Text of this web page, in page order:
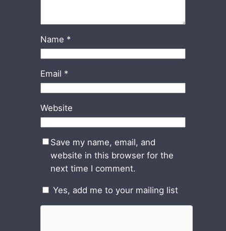
Name *
Email *
Website
Save my name, email, and
website in this browser for the
next time I comment.
Yes, add me to your mailing list